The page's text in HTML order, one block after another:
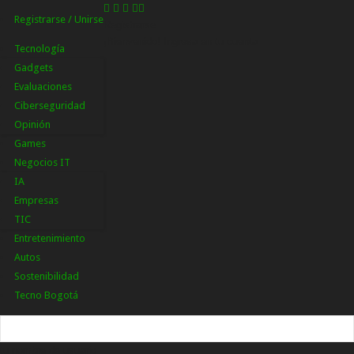
Registrarse / Unirse
Tecnología
Gadgets
Evaluaciones
Ciberseguridad
Opinión
Games
Negocios IT
IA
Empresas
TIC
Entretenimiento
Autos
Sostenibilidad
Tecno Bogotá